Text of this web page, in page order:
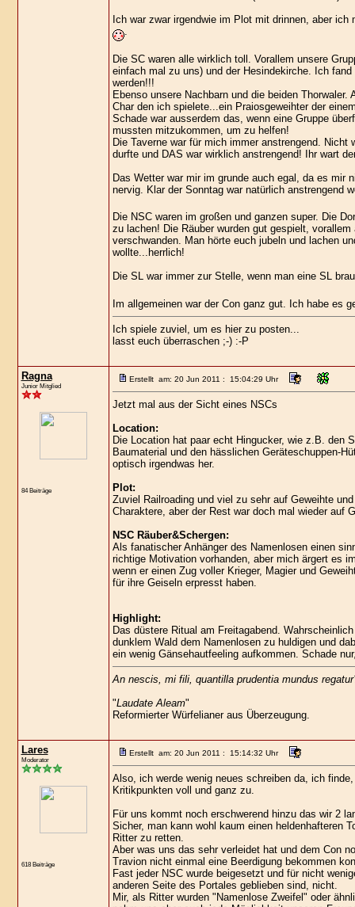
Ich war zwar irgendwie im Plot mit drinnen, aber
.
Die SC waren alle wirklich toll. Vorallem unsere
einfach mal zu uns) und der Hesindekirche. Ich
werden!!!
Ebenso unsere Nachbarn und die beiden
Char den ich spielete...ein Praiosgeweihter der
Schade war ausserdem das, wenn eine Gruppe
mussten mitzukommen, um zu helfen!
Die Taverne war für mich immer anstrengend.
durfte und DAS war wirklich anstrengend! Ihr wart
Das Wetter war mir im grunde auch egal, da es mir
nervig. Klar der Sonntag war natürlich anstrengend
Die NSC waren im großen und ganzen super. Die
zu lachen! Die Räuber wurden gut gespielt,
verschwanden. Man hörte euch jubeln und lachen
wollte...herrlich!
Die SL war immer zur Stelle, wenn man eine SL
Im allgemeinen war der Con ganz gut. Ich habe es
Ich spiele zuviel, um es hier zu posten...
lasst euch überraschen ;-) :-P
Ragna
Junior Mitglied
84 Beiträge
Erstellt am: 20 Jun 2011 : 15:04:29 Uhr
Jetzt mal aus der Sicht eines NSCs
Location:
Die Location hat paar echt Hingucker, wie z.B. den
Baumaterial und den hässlichen Geräteschuppen-
optisch irgendwas her.
Plot:
Zuviel Railroading und viel zu sehr auf Geweihte
Charaktere, aber der Rest war doch mal wieder auf
NSC Räuber&Schergen:
Als fanatischer Anhänger des Namenlosen einen
richtige Motivation vorhanden, aber mich ärgert es
wenn er einen Zug voller Krieger, Magier und
für ihre Geiseln erpresst haben.
Highlight:
Das düstere Ritual am Freitagabend.
dunklem Wald dem Namenlosen zu huldigen und
ein wenig Gänsehautfeeling aufkommen. Schade
An nescis, mi fili, quantilla prudentia mundus
"Laudate Aleam"
Reformierter Würfelianer aus Überzeugung.
Lares
Moderator
618 Beiträge
Erstellt am: 20 Jun 2011 : 15:14:32 Uhr
Also, ich werde wenig neues schreiben da, ich
Kritikpunkten voll und ganz zu.
Für uns kommt noch erschwerend hinzu das wir 2
Sicher, man kann wohl kaum einen heldenhafteren
Ritter zu retten.
Aber was uns das sehr verleidet hat und dem Con
Travion nicht einmal eine Beerdigung bekommen
Fast jeder NSC wurde beigesetzt und für nicht
anderen Seite des Portales geblieben sind, nicht.
Mir, als Ritter wurden "Namenlose Zweifel" oder